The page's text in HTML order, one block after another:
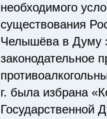
необходимого
существования
Челышёва в Думу
законодательное
г. была избрана
Государственной